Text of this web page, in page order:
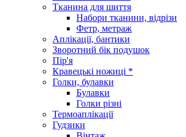
Тканина для шиття
Набори тканини, відрізи
Фетр, метраж
Аплікації, бантики
Зворотний бік подушок
Пір'я
Кравецькі ножиці *
Голки, булавки
Булавки
Голки різні
Термоаплікації
Гудзики